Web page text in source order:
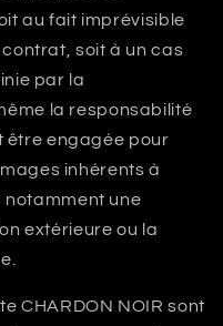
au fait imprévisible
soit à un cas
par la
la responsabilité
être engagée pour
inhérents à
notamment une
extérieure ou la
CHARDON NOIR sont